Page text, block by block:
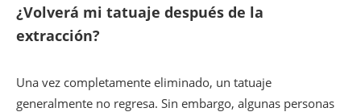
¿Volverá mi tatuaje después de la
extracción?
Una vez completamente eliminado, un tatuaje
generalmente no regresa. Sin embargo, algunas personas